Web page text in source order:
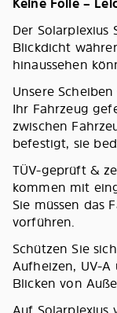
Der Solarplexius
Blickdicht
hinaussehen
Unsere
Ihr Fahrzeug
zwischen
befestigt, sie
TÜV-geprüft &
kommen mit
Sie müssen das
vorführen.
Schützen Sie
Aufheizen, UV-
Blicken von